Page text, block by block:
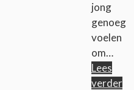
jong
genoeg
voelen
om…
Lees
verder